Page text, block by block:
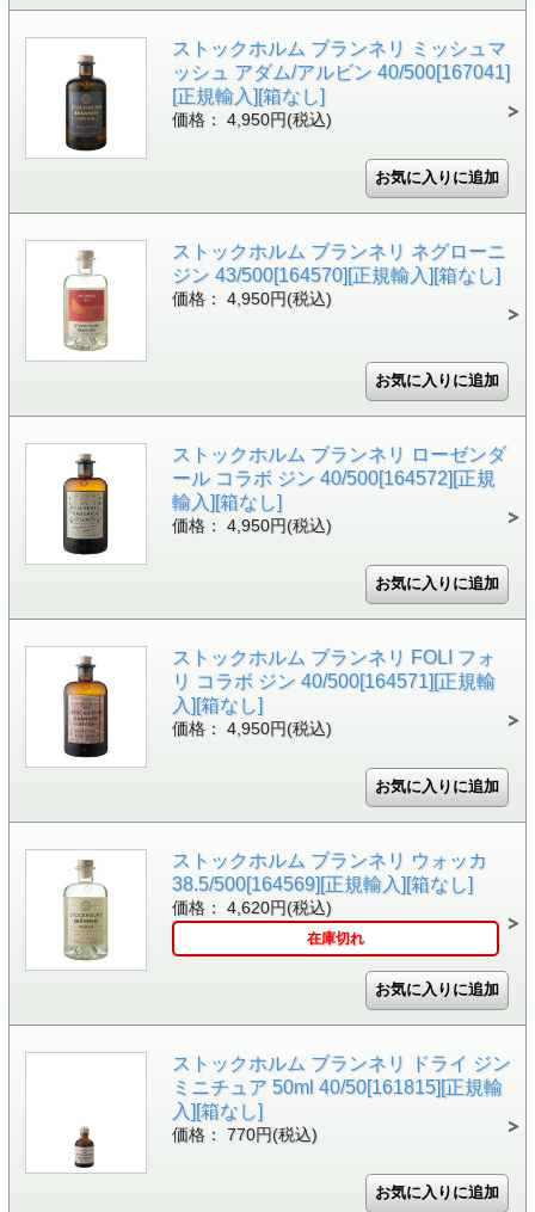
ストックホルム ブランネリ ミッシュマ
ッシュ アダム/アルビン 40/500[167041]
[正規輸入][箱なし]
価格： 4,950円(税込)
ストックホルム ブランネリ ネグローニ
ジン 43/500[164570][正規輸入][箱なし]
価格： 4,950円(税込)
ストックホルム ブランネリ ローゼンダ
ール コラボ ジン 40/500[164572][正規
輸入][箱なし]
価格： 4,950円(税込)
ストックホルム ブランネリ FOLI フォ
リ コラボ ジン 40/500[164571][正規輸
入][箱なし]
価格： 4,950円(税込)
ストックホルム ブランネリ ウォッカ
38.5/500[164569][正規輸入][箱なし]
価格： 4,620円(税込)
在庫切れ
ストックホルム ブランネリ ドライ ジン
ミニチュア 50ml 40/50[161815][正規輸
入][箱なし]
価格： 770円(税込)